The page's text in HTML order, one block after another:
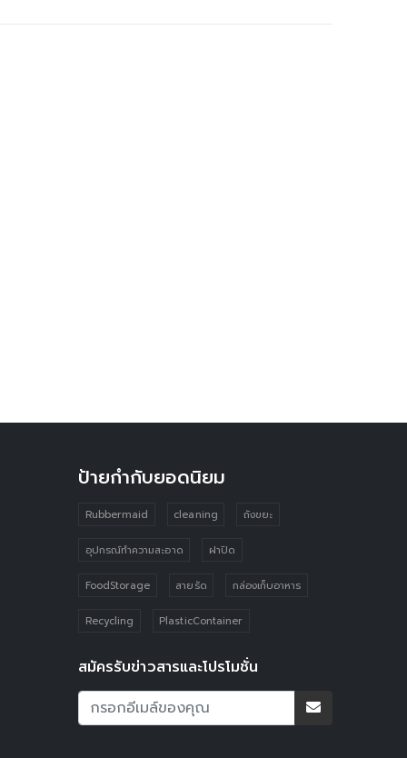
ป้ายกำกับยอดนิยม
Rubbermaid cleaning ถังขยะ
อุปกรณ์ทำความสะอาด ฝาปิด
FoodStorage สายรัด กล่องเก็บอาหาร
Recycling PlasticContainer
สมัครรับข่าวสารและโปรโมชั่น